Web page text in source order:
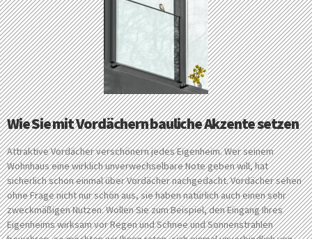
Wie Sie mit Vordächern bauliche Akzente setzen
Attraktive Vordächer verschönern jedes Eigenheim. Wer seinem
Wohnhaus eine wirklich unverwechselbare Note geben will, hat
sicherlich schon einmal über Vordächer nachgedacht. Vordächer sehen
ohne Frage nicht nur schön aus, sie haben natürlich auch einen sehr
zweckmäßigen Nutzen. Wollen Sie zum Beispiel, den Eingang Ihres
Eigenheims wirksam vor Regen und Schnee und Sonnenstrahlen